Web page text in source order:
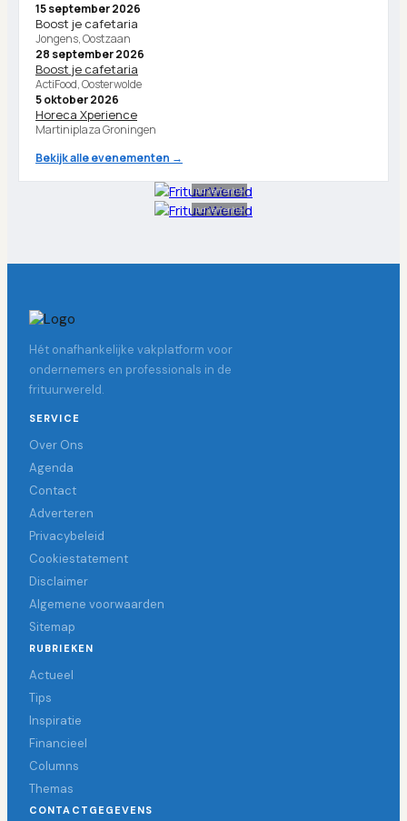
15 september 2026
Boost je cafetaria
Jongens, Oostzaan
28 september 2026
Boost je cafetaria
ActiFood, Oosterwolde
5 oktober 2026
Horeca Xperience
Martiniplaza Groningen
Bekijk alle evenementen →
Advertentie
Advertentie
Hét onafhankelijke vakplatform voor
ondernemers en professionals in de
frituurwereld.
SERVICE
Over Ons
Agenda
Contact
Adverteren
Privacybeleid
Cookiestatement
Disclaimer
Algemene voorwaarden
Sitemap
RUBRIEKEN
Actueel
Tips
Inspiratie
Financieel
Columns
Themas
CONTACTGEGEVENS